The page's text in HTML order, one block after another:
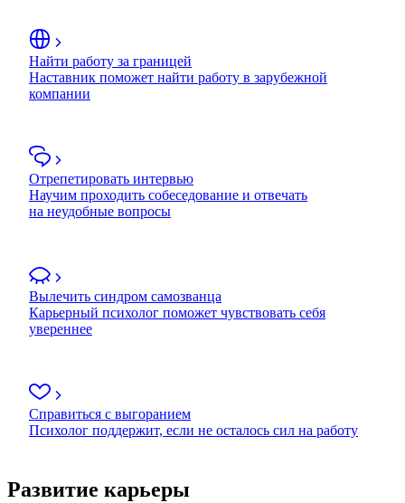
Найти работу за границей
Наставник поможет найти работу в зарубежной
компании
Отрепетировать интервью
Научим проходить собеседование и отвечать
на неудобные вопросы
Вылечить синдром самозванца
Карьерный психолог поможет чувствовать себя
увереннее
Справиться с выгоранием
Психолог поддержит, если не осталось сил на работу
Развитие карьеры